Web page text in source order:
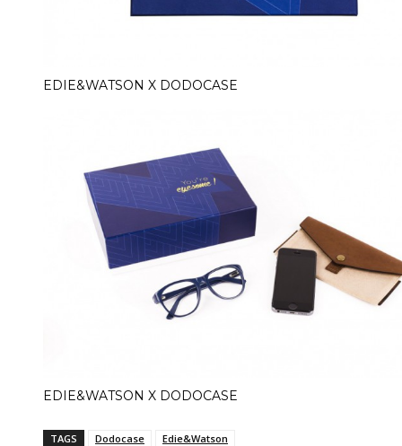
EDIE&WATSON X DODOCASE
EDIE&WATSON X DODOCASE
TAGS Dodocase Edie&Watson